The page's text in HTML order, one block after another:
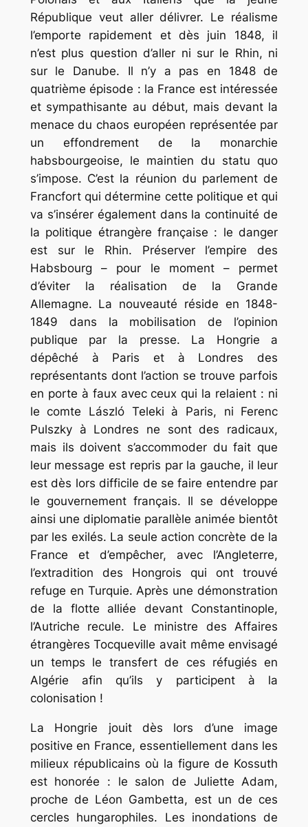
République veut aller délivrer. Le réalisme
l’emporte rapidement et dès juin 1848, il
n’est plus question d’aller ni sur le Rhin, ni
sur le Danube. Il n’y a pas en 1848 de
quatrième épisode : la France est intéressée
et sympathisante au début, mais devant la
menace du chaos européen représentée par
un effondrement de la monarchie
habsbourgeoise, le maintien du statu quo
s’impose. C’est la réunion du parlement de
Francfort qui détermine cette politique et qui
va s’insérer également dans la continuité de
la politique étrangère française : le danger
est sur le Rhin. Préserver l’empire des
Habsbourg – pour le moment – permet
d’éviter la réalisation de la Grande
Allemagne. La nouveauté réside en 1848-
1849 dans la mobilisation de l’opinion
publique par la presse. La Hongrie a
dépêché à Paris et à Londres des
représentants dont l’action se trouve parfois
en porte à faux avec ceux qui la relaient : ni
le comte László Teleki à Paris, ni Ferenc
Pulszky à Londres ne sont des radicaux,
mais ils doivent s’accommoder du fait que
leur message est repris par la gauche, il leur
est dès lors difficile de se faire entendre par
le gouvernement français. Il se développe
ainsi une diplomatie parallèle animée bientôt
par les exilés. La seule action concrète de la
France et d’empêcher, avec l’Angleterre,
l’extradition des Hongrois qui ont trouvé
refuge en Turquie. Après une démonstration
de la flotte alliée devant Constantinople,
l’Autriche recule. Le ministre des Affaires
étrangères Tocqueville avait même envisagé
un temps le transfert de ces réfugiés en
Algérie afin qu’ils y participent à la
colonisation !
La Hongrie jouit dès lors d’une image
positive en France, essentiellement dans les
milieux républicains où la figure de Kossuth
est honorée : le salon de Juliette Adam,
proche de Léon Gambetta, est un de ces
cercles hungarophiles. Les inondations de